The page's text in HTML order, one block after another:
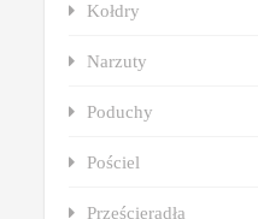
Kołdry
Narzuty
Poduchy
Pościel
Prześcieradła